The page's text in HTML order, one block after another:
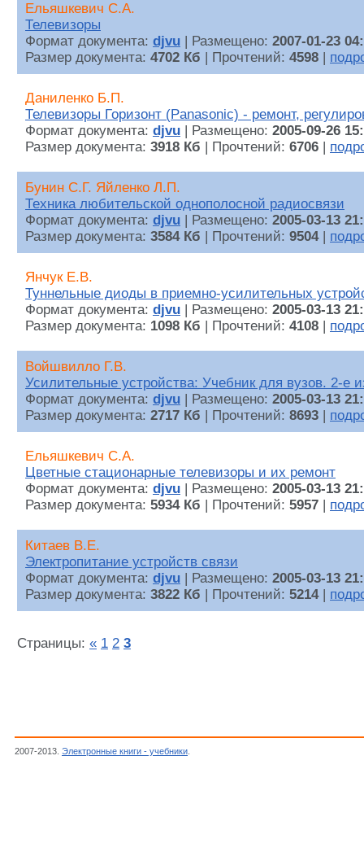
Ельяшкевич С.А.
Телевизоры
Формат документа: djvu | Размещено: 2007-01-23
Размер документа: 4702 Кб | Прочтений: 4598
Даниленко Б.П.
Телевизоры Горизонт (Panasonic) - ремонт,
Формат документа: djvu | Размещено: 2005-09-26
Размер документа: 3918 Кб | Прочтений: 6706
Бунин С.Г. Яйленко Л.П.
Техника любительской однополосной радиосвязи
Формат документа: djvu | Размещено: 2005-03-13
Размер документа: 3584 Кб | Прочтений: 9504|
Янчук Е.В.
Туннельные диоды в приемно-усилительных
Формат документа: djvu | Размещено: 2005-03-13
Размер документа: 1098 Кб | Прочтений: 4108
Войшвилло Г.В.
Усилительные устройства: Учебник для вузов. 2-е
Формат документа: djvu | Размещено: 2005-03-13
Размер документа: 2717 Кб | Прочтений: 8693
Ельяшкевич С.А.
Цветные стационарные телевизоры и их ремонт
Формат документа: djvu | Размещено: 2005-03-13
Размер документа: 5934 Кб | Прочтений: 5957
Китаев В.Е.
Электропитание устройств связи
Формат документа: djvu | Размещено: 2005-03-13
Размер документа: 3822 Кб | Прочтений: 5214|
Страницы: « 1 2 3
2007-2013. Электронные книги - учебники